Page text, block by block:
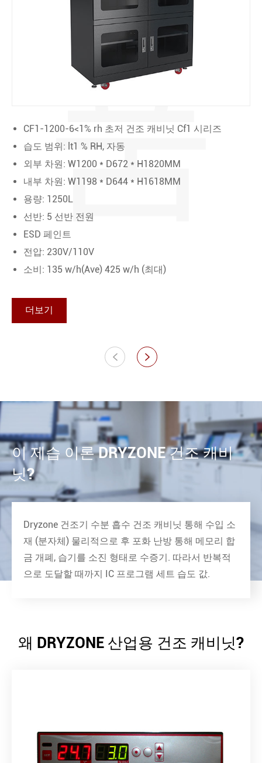
품
CF1-1200-6<1% rh 초저 건조 캐비닛 Cf1 시리즈
습도 범위: lt1 % RH, 자동
외부 차원: W1200 * D672 * H1820MM
내부 차원: W1198 * D644 * H1618MM
용량: 1250L
선반: 5 선반 전원
ESD 페인트
전압: 230V/110V
소비: 135 w/h(Ave) 425 w/h (최대)
더보기
 
이 제습 이론 DRYZONE 건조 캐비
닛?
Dryzone 건조기 수분 흡수 건조 캐비닛 통해 수입 소
재 (분자체) 물리적으로 후 포화 난방 통해 메모리 합
금 개폐, 습기를 소진 형태로 수증기. 따라서 반복적
으로 도달할 때까지 IC 프로그램 세트 습도 값.
왜 DRYZONE 산업용 건조 캐비닛?